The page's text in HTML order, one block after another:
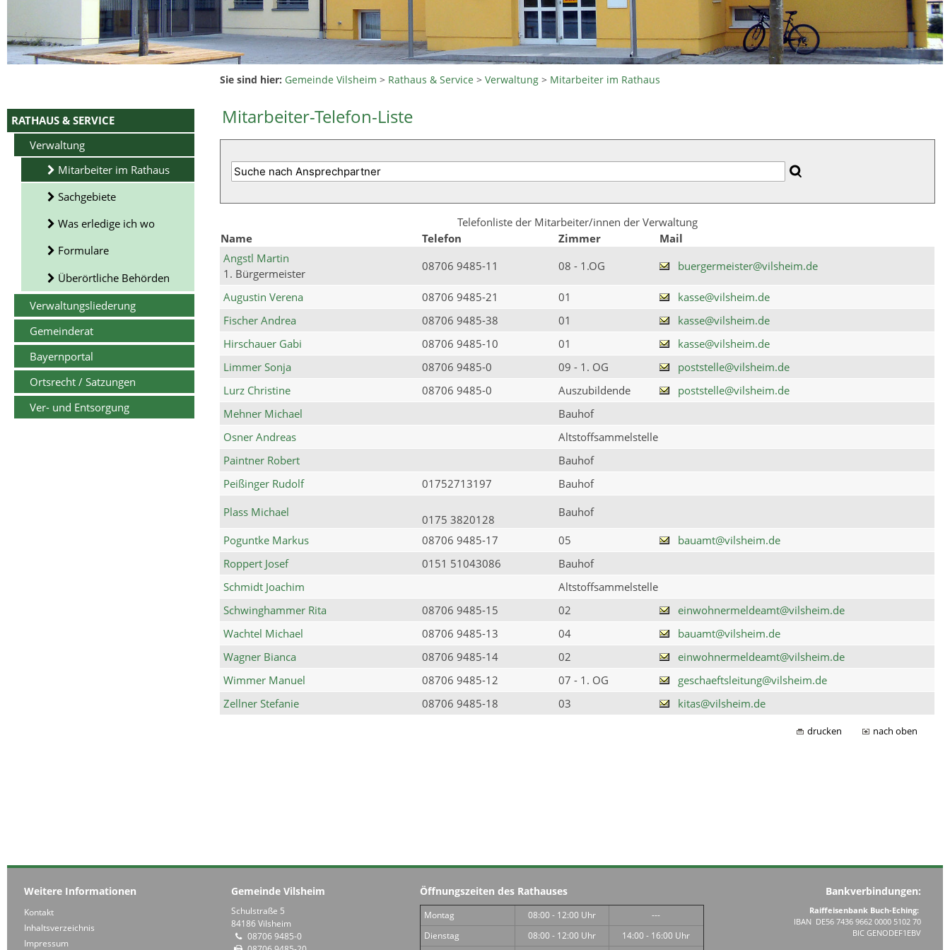
RATHAUS & SERVICE
Verwaltung
Mitarbeiter im Rathaus
Sachgebiete
Was erledige ich wo
Formulare
Überörtliche Behörden
Verwaltungsliederung
Gemeinderat
Bayernportal
Ortsrecht / Satzungen
Ver- und Entsorgung
Sie sind hier: Gemeinde Vilsheim > Rathaus & Service >Verwaltung > Mitarbeiter im Rathaus
Mitarbeiter-Telefon-Liste
Telefonliste der Mitarbeiter/innen der Verwaltung
Name
Telefon Zimmer
Mail
Angstl Martin
1. Bürgermeister
08706 9485-11 08 - 1.OG buergermeister@vilsheim.de
Augustin Verena 08706 9485-21 01
kasse@vilsheim.de
Fischer Andrea
08706 9485-38 01
kasse@vilsheim.de
Hirschauer Gabi
08706 9485-10 01
kasse@vilsheim.de
Limmer Sonja
08706 9485-0 09 - 1. OG
poststelle@vilsheim.de
Lurz Christine
08706 9485-0 Auszubildende
poststelle@vilsheim.de
Mehner Michael
Bauhof
Osner Andreas
Altstoffsammelstelle
Paintner Robert
Bauhof
Peißinger Rudolf
01752713197
Bauhof
Plass Michael
0175 3820128
Bauhof
Poguntke Markus
08706 9485-17 05
bauamt@vilsheim.de
Roppert Josef
0151 51043086
Bauhof
Schmidt Joachim
Altstoffsammelstelle
Schwinghammer Rita
08706 9485-15 02
einwohnermeldeamt@vilsheim.de
Wachtel Michael
08706 9485-13 04
bauamt@vilsheim.de
Wagner Bianca
08706 9485-14 02
einwohnermeldeamt@vilsheim.de
Wimmer Manuel
08706 9485-12 07 - 1. OG
geschaeftsleitung@vilsheim.de
Zellner Stefanie
08706 9485-18 03 kitas@vilsheim.de
drucken nach oben
Weitere Informationen
Kontakt
Inhaltsverzeichnis
Impressum
Gemeinde Vilsheim
Schulstraße 5
84186 Vilsheim
08706 9485-0
Öffnungszeiten des Rathauses
Montag 08:00 - 12:00 Uhr
---
Dienstag
08:00 - 12:00 Uhr
14:00 - 16:00 Uhr
Bankverbindungen:
Raiffeisenbank Buch-Eching:
IBAN DE56 7436 9662 0000 5102 70
BIC GENODEF1EBV